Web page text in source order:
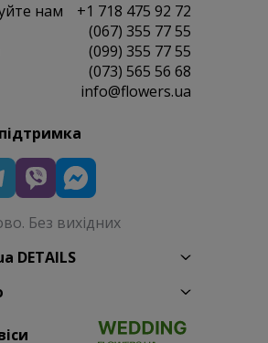
нам
+1 718 475 92 72
(067) 355 77 55
(099) 355 77 55
(073) 565 56 68
info@flowers.ua
Без вихідних
DETAILS